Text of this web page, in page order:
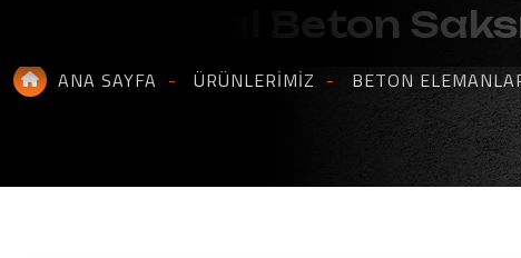
Peyzaj Oval Beton
ANA SAYFA ÜRÜNLERIMIZ BETON